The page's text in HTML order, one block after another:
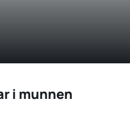
i munnen